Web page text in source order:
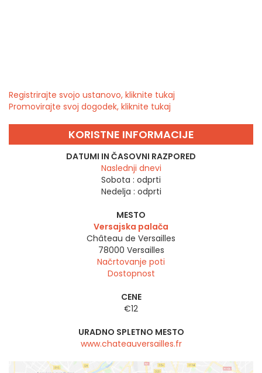
Registrirajte svojo ustanovo, kliknite tukaj
Promovirajte svoj dogodek, kliknite tukaj
KORISTNE INFORMACIJE
DATUMI IN ČASOVNI RAZPORED
Naslednji dnevi
Sobota : odprti
Nedelja : odprti
MESTO
Versajska palača
Château de Versailles
78000 Versailles
Načrtovanje poti
Dostopnost
CENE
€12
URADNO SPLETNO MESTO
www.chateauversailles.fr